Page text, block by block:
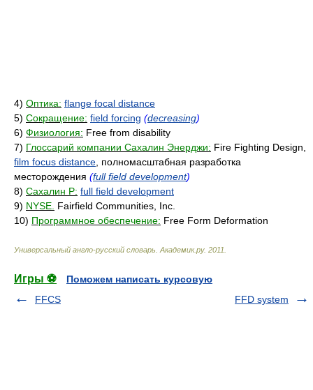
4) Оптика: flange focal distance
5) Сокращение: field forcing (decreasing)
6) Физиология: Free from disability
7) Глоссарий компании Сахалин Энерджи: Fire Fighting Design,
film focus distance , полномасштабная разработка
месторождения (full field development)
8) Сахалин Р: full field development
9) NYSE. Fairfield Communities, Inc.
10) Программное обеспечение: Free Form Deformation
Универсальный англо-русский словарь Академик.ру. 2011
Игры ⚽
Поможем написать курсовую
FFCS
FFD system